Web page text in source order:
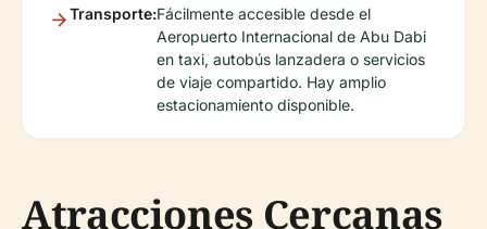
Transporte:Fácilmente accesible desde el
Aeropuerto Internacional de Abu Dabi
en taxi, autobús lanzadera o servicios
de viaje compartido. Hay amplio
estacionamiento disponible.
Atracciones Cercanas